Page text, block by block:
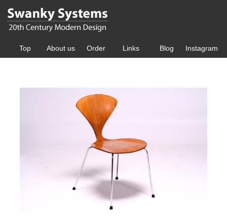
Top About us Order Links Blog Instagram